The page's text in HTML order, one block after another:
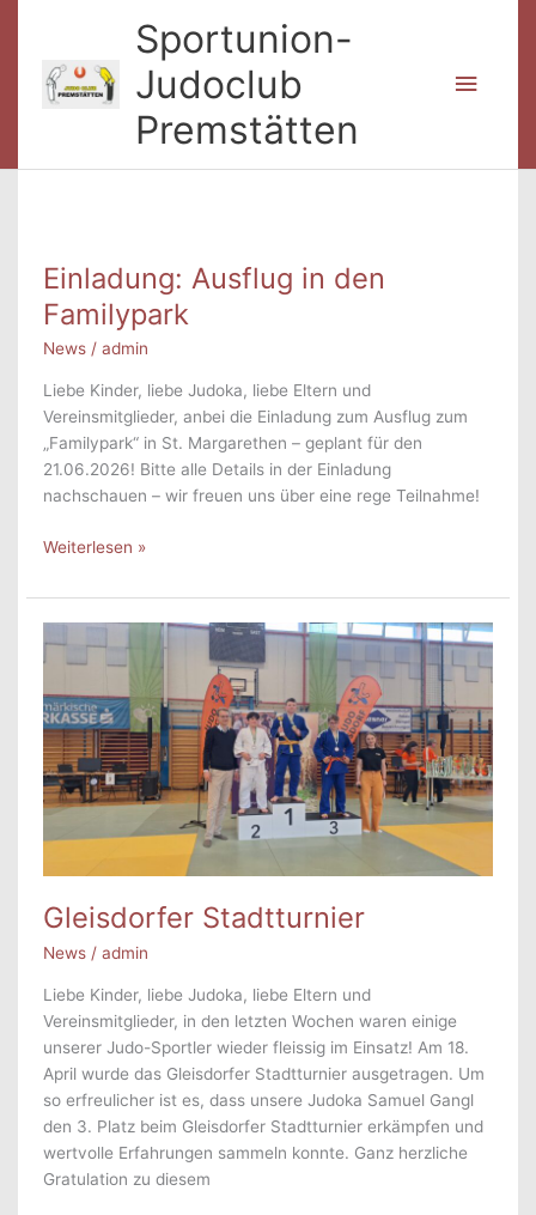
springen
Sportunion-
Judoclub
Premstätten
Einladung: Ausflug in den
Familypark
News /admin
Liebe Kinder, liebe Judoka, liebe Eltern und
Vereinsmitglieder, anbei die Einladung zum Ausflug zum
„Familypark“ in St. Margarethen – geplant für den
21.06.2026! Bitte alle Details in der Einladung
nachschauen – wir freuen uns über eine rege Teilnahme!
Einladung:
in
den
Familypark
Weiterlesen »
Gleisdorfer Stadtturnier
News /admin
Liebe Kinder, liebe Judoka, liebe Eltern und
Vereinsmitglieder, in den letzten Wochen waren einige
unserer Judo-Sportler wieder fleissig im Einsatz! Am 18.
April wurde das Gleisdorfer Stadtturnier ausgetragen. Um
so erfreulicher ist es, dass unsere Judoka Samuel Gangl
den 3. Platz beim Gleisdorfer Stadtturnier erkämpfen und
wertvolle Erfahrungen sammeln konnte. Ganz herzliche
Gratulation zu diesem